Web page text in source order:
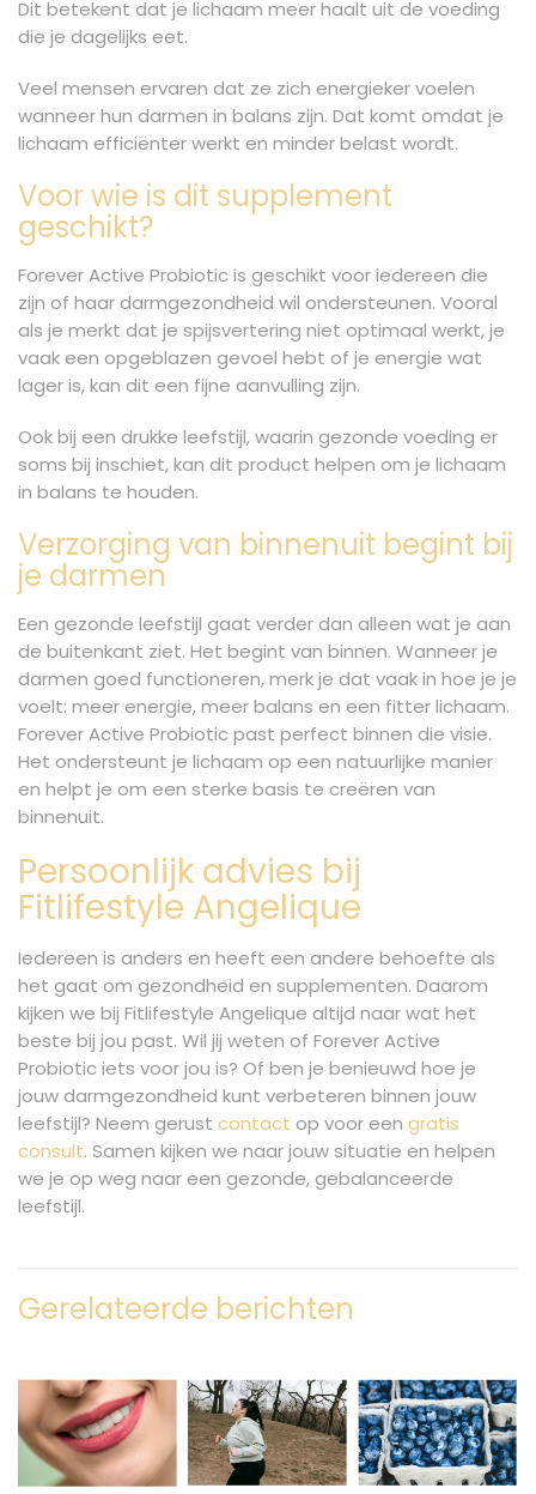
Dit betekent dat je lichaam meer haalt uit de voeding
die je dagelijks eet.
Veel mensen ervaren dat ze zich energieker voelen
wanneer hun darmen in balans zijn. Dat komt omdat je
lichaam efficiënter werkt en minder belast wordt.
Voor wie is dit supplement
geschikt?
Forever Active Probiotic is geschikt voor iedereen die
zijn of haar darmgezondheid wil ondersteunen. Vooral
als je merkt dat je spijsvertering niet optimaal werkt, je
vaak een opgeblazen gevoel hebt of je energie wat
lager is, kan dit een fijne aanvulling zijn.
Ook bij een drukke leefstijl, waarin gezonde voeding er
soms bij inschiet, kan dit product helpen om je lichaam
in balans te houden.
Verzorging van binnenuit begint bij
je darmen
Een gezonde leefstijl gaat verder dan alleen wat je aan
de buitenkant ziet. Het begint van binnen. Wanneer je
darmen goed functioneren, merk je dat vaak in hoe je je
voelt: meer energie, meer balans en een fitter lichaam.
Forever Active Probiotic past perfect binnen die visie.
Het ondersteunt je lichaam op een natuurlijke manier
en helpt je om een sterke basis te creëren van
binnenuit.
Persoonlijk advies bij
Fitlifestyle Angelique
Iedereen is anders en heeft een andere behoefte als
het gaat om gezondheid en supplementen. Daarom
kijken we bij Fitlifestyle Angelique altijd naar wat het
beste bij jou past. Wil jij weten of Forever Active
Probiotic iets voor jou is? Of ben je benieuwd hoe je
jouw darmgezondheid kunt verbeteren binnen jouw
leefstijl? Neem gerust contact op voor een gratis
consult. Samen kijken we naar jouw situatie en helpen
we je op weg naar een gezonde, gebalanceerde
leefstijl.
Gerelateerde berichten